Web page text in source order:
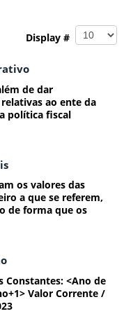
Display #
de dar
ao ente da
política fiscal
os valores das
a que se referem,
de forma que os
Constantes: <Ano de
Valor Corrente /